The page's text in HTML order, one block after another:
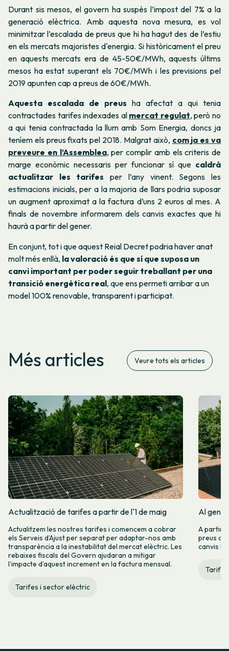
Durant sis mesos, el govern ha suspès l’impost del 7% a la
generació elèctrica. Amb aquesta nova mesura, es vol
minimitzar l’escalada de preus que hi ha hagut des de l’estiu
en els mercats majoristes d'energia. Si històricament el preu
en aquests mercats era de 45-50€/MWh, aquests últims
mesos ha estat superant els 70€/MWh i les previsions pel
2019 apunten cap a preus de 60€/MWh.
Aquesta escalada de preus ha afectat a qui tenia
contractades tarifes indexades al mercat regulat, però no
a qui tenia contractada la llum amb Som Energia, doncs ja
teníem els preus fixats pel 2018. Malgrat això, com ja es va
preveure en l’Assemblea, per complir amb els criteris de
marge econòmic necessaris per funcionar sí que caldrà
actualitzar les tarifes per l’any vinent. Segons les
estimacions inicials, per a la majoria de llars podria suposar
un augment aproximat a la factura d’uns 2 euros al mes. A
finals de novembre informarem dels canvis exactes que hi
haurà a partir del gener.
En conjunt, tot i que aquest Reial Decret podria haver anat
molt més enllà, la valoració és que sí que suposa un
canvi important per poder seguir treballant per una
transició energètica real, que ens permeti arribar a un
model 100% renovable, transparent i participat.
Més articles Veure tots els articles
Actualització de tarifes a partir de l'1 de maig
Actualitzem les nostres tarifes i comencem a cobrar
els Serveis d’Ajust per separat per adaptar-nos amb
transparència a la inestabilitat del mercat elèctric. Les
rebaixes fiscals del Govern ajudaran a mitigar
l’impacte d’aquest increment en la factura mensual.
Tarifes i sector elèctric
Al
A partir
preus de
canvis hi